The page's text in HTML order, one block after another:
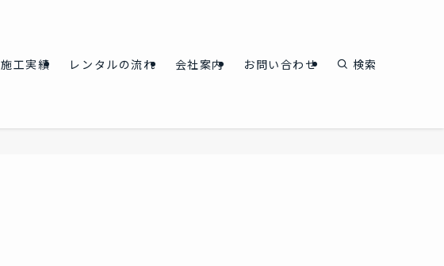
施工実績 レンタルの流れ 会社案内 お問い合わせ 検索